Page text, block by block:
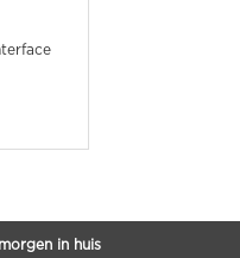
in huis